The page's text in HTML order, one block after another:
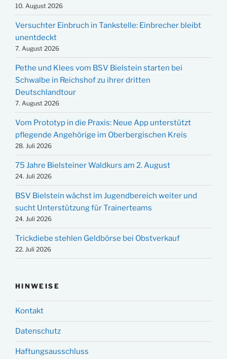
10. August 2026
Versuchter Einbruch in Tankstelle: Einbrecher bleibt
unentdeckt
7. August 2026
Pethe und Klees vom BSV Bielstein starten bei
Schwalbe in Reichshof zu ihrer dritten
Deutschlandtour
7. August 2026
Vom Prototyp in die Praxis: Neue App unterstützt
pflegende Angehörige im Oberbergischen Kreis
28. Juli 2026
75 Jahre Bielsteiner Waldkurs am 2. August
24. Juli 2026
BSV Bielstein wächst im Jugendbereich weiter und
sucht Unterstützung für Trainerteams
24. Juli 2026
Trickdiebe stehlen Geldbörse bei Obstverkauf
22. Juli 2026
HINWEISE
Kontakt
Datenschutz
Haftungsausschluss